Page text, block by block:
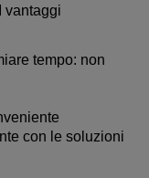
vantaggi
tempo: non
con le soluzioni